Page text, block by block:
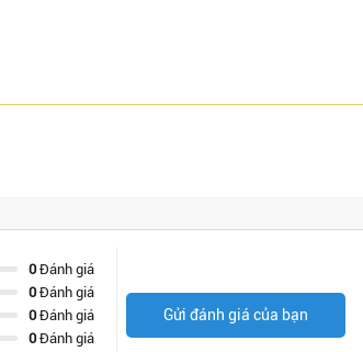
0Đánh giá
0Đánh giá
0Đánh giá
0Đánh giá
Gửi đánh giá của bạn